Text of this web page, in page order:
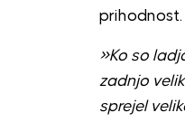
prihodnost.
»Ko so
zadnjo
sprejel